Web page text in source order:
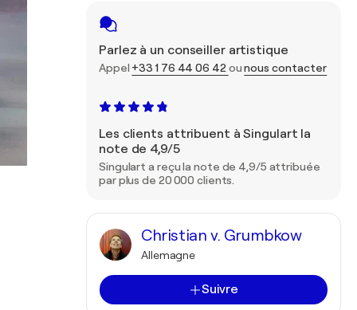
Parlez à un conseiller artistique
Appel +33 1 76 44 06 42 ounous contacter
Les clients attribuent à Singulart la
note de 4,9/5
Singulart a reçu la note de 4,9/5 attribuée
par plus de 20 000 clients.
Christian v. Grumbkow
Allemagne
Suivre